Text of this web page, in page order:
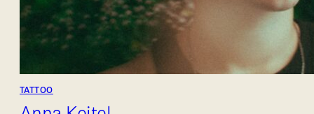
TATTOO